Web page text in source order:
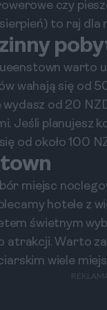
czy
to raj dla
warto
wahają się od
wydasz od 20
Jeśli planujesz
od około 100
miejsc
hotele z
świetnym
atrakcji. Warto
wiele